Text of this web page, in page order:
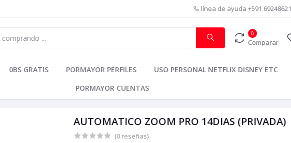
línea de ayuda +591 69248621
0
Comparar
0BS GRATIS PORMAYOR PERFILES USO PERSONAL NETFLIX DISNEY ETC
PORMAYOR CUENTAS
AUTOMATICO ZOOM PRO 14DIAS (PRIVADA)
(0 reseñas)